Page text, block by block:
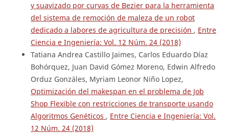
y suavizado por curvas de Bezier para la herramienta
del sistema de remoción de maleza de un robot
dedicado a labores de agricultura de precisión , Entre
Ciencia e Ingeniería: Vol. 12 Núm. 24 (2018)
Tatiana Andrea Castillo Jaimes, Carlos Eduardo Díaz
Bohórquez, Juan David Gómez Moreno, Edwin Alfredo
Orduz Gonzáles, Myriam Leonor Niño Lopez,
Optimización del makespan en el problema de Job
Shop Flexible con restricciones de transporte usando
Algoritmos Genéticos , Entre Ciencia e Ingeniería: Vol.
12 Núm. 24 (2018)